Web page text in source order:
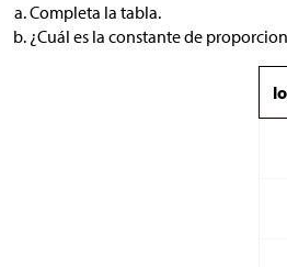
Completa la tabla.
¿Cuál es la constante de